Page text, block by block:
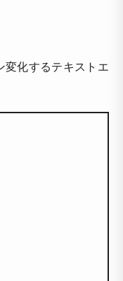
変化するテキストエ